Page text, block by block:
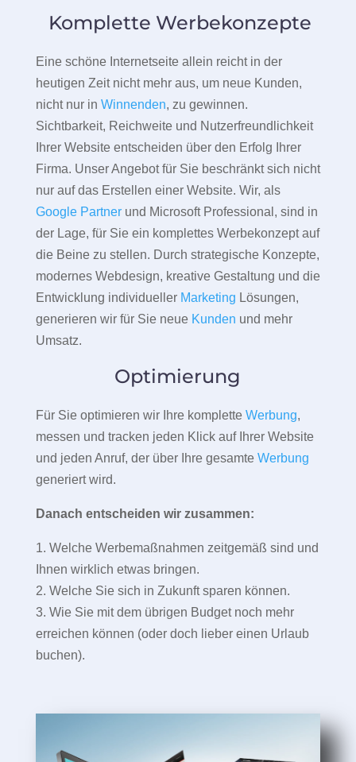
Komplette Werbekonzepte
Eine schöne Internetseite allein reicht in der
heutigen Zeit nicht mehr aus, um neue Kunden,
nicht nur in Winnenden, zu gewinnen.
Sichtbarkeit, Reichweite und Nutzerfreundlichkeit
Ihrer Website entscheiden über den Erfolg Ihrer
Firma. Unser Angebot für Sie beschränkt sich nicht
nur auf das Erstellen einer Website. Wir, als
Google Partnerund Microsoft Professional, sind in
der Lage, für Sie ein komplettes Werbekonzept auf
die Beine zu stellen. Durch strategische Konzepte,
modernes Webdesign, kreative Gestaltung und die
Entwicklung individueller Marketing Lösungen,
generieren wir für Sie neue Kunden und mehr
Umsatz.
Optimierung
Für Sie optimieren wir Ihre komplette Werbung,
messen und tracken jeden Klick auf Ihrer Website
und jeden Anruf, der über Ihre gesamte Werbung
generiert wird.
Danach entscheiden wir zusammen:
1. Welche Werbemaßnahmen zeitgemäß sind und
Ihnen wirklich etwas bringen.
2. Welche Sie sich in Zukunft sparen können.
3. Wie Sie mit dem übrigen Budget noch mehr
erreichen können (oder doch lieber einen Urlaub
buchen).